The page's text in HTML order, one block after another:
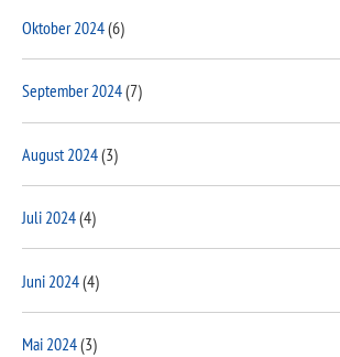
Oktober 2024(6)
September 2024(7)
August 2024(3)
Juli 2024(4)
Juni 2024(4)
Mai 2024(3)